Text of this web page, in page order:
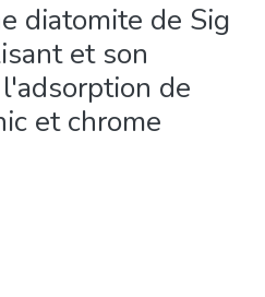
diatomite de Sig
et son
de
et chrome